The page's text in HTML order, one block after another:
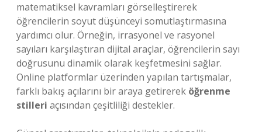
matematiksel kavramları görselleştirerek
öğrencilerin soyut düşünceyi somutlaştırmasına
yardımcı olur. Örneğin, irrasyonel ve rasyonel
sayıları karşılaştıran dijital araçlar, öğrencilerin sayı
doğrusunu dinamik olarak keşfetmesini sağlar.
Online platformlar üzerinden yapılan tartışmalar,
farklı bakış açılarını bir araya getirerek öğrenme
stilleri açısından çeşitliliği destekler.